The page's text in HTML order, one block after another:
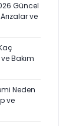
Güncel
ve
Bakım
Neden
ve